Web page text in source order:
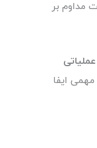
مداوم بر
عملیاتی
ایفا